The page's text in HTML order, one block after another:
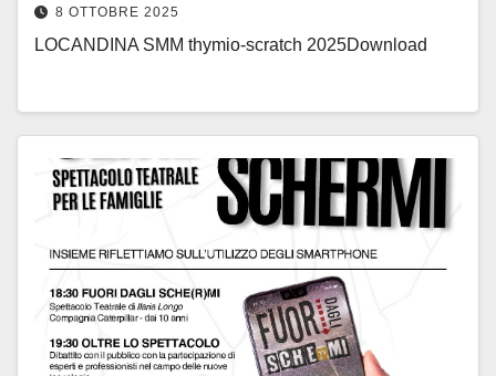
8 OTTOBRE 2025
LOCANDINA SMM thymio-scratch 2025Download